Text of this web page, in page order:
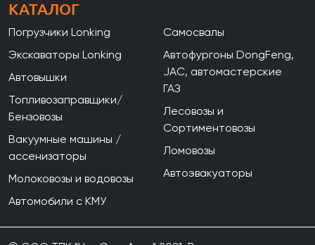
КАТАЛОГ
Погрузчики Lonking
Экскаваторы Lonking
Автовышки
Топливозаправщики/
Бензовозы
Вакуумные машины /
ассенизаторы
Молоковозы и водовозы
Автомобили с КМУ
Самосвалы
Автофургоны DongFeng,
JAC, автомастерские
ГАЗ
Лесовозы и
Сортиментовозы
Ломовозы
Автоэвакуаторы